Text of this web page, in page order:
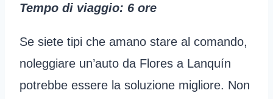
Tempo di viaggio: 6 ore
Se siete tipi che amano stare al comando,
noleggiare un’auto da Flores a Lanquín
potrebbe essere la soluzione migliore. Non